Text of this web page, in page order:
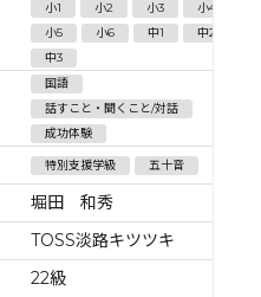
小1 小2 小3
小4
小5
小6 中1
中2
中3
国語
話すこと・聞くこと/対話
成功体験
特別支援学級 五十音
堀田 和秀
TOSS淡路キツツキ
22級